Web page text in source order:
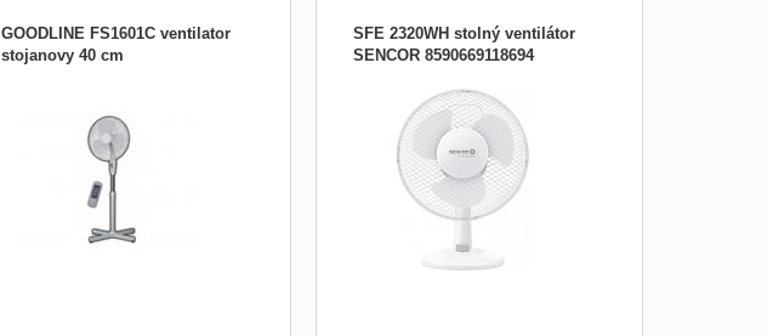
GOODLINE FS1601C ventilator
stojanovy 40 cm
SFE 2320WH stolný ventilátor
SENCOR 8590669118694
Stolný ventilátor Príkon 30 W Hlučnosť: 50
dB 2 rýchlosti Priemer lopatiek 23 cm
Automatická horizontálna rotácia v uhle
90° s možnosťou vypnutia Nastaviteľný
uhol sklonu Predná a zadná kovová
ochranná mriežka Protišmykové nôžky
Ochrana proti prehriatiu D